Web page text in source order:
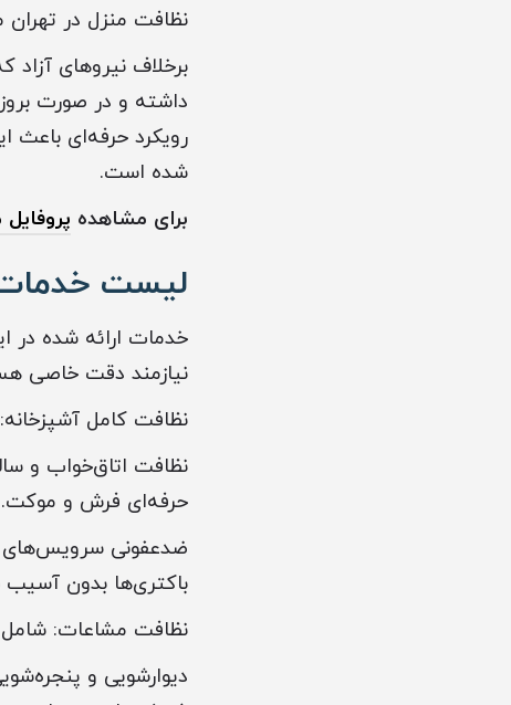
نظافت منزل در تهران
برخلاف نیروهای
داشته و در صورت
رویکرد حرفه‌ای باعث
شده است.
برای مشاهده پروفایل
لیست
خدمات ارائه شده
نیازمند دقت خاصی
نظافت کامل
نظافت اتاق‌خواب و
حرفه‌ای فرش و موکت.
ضدعفونی سرویس‌های
باکتری‌ها بدون آسیب
نظافت مشاعات: شامل
دیوارشویی و